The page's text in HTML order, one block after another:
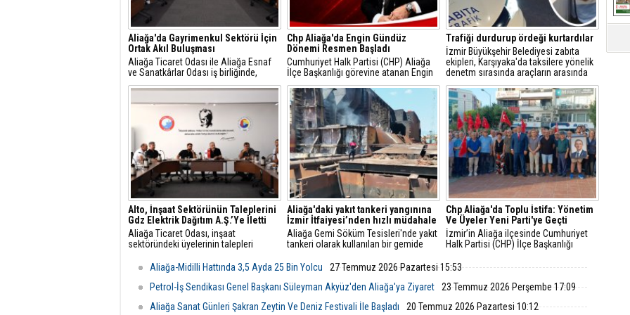
Aliağa'da Gayrimenkul Sektörü İçin
Ortak Akıl Buluşması
Aliağa Ticaret Odası ile Aliağa Esnaf
ve Sanatkârlar Odası iş birliğinde,
ilçede faaliyet gösteren gayrimenkul
danışmanlarıyla sektörel istişare
toplantısı gerçekleştirildi.
Chp Aliağa'da Engin Gündüz
Dönemi Resmen Başladı
Cumhuriyet Halk Partisi (CHP) Aliağa
İlçe Başkanlığı görevine atanan Engin
Gündüz, sosyal medya hesabından
yaptığı açıklamayla yeni döneme ilişkin
mesajlar verdi.
Trafiği durdurup ördeği kurtardılar
İzmir Büyükşehir Belediyesi zabıta
ekipleri, Karşıyaka'da taksilere yönelik
denetm sırasında araçların arasında
kalan yeşilbaşlı dişi ördeği fark ederek
trafiği durdurdu.
Alto, İnşaat Sektörünün Taleplerini
Gdz Elektrik Dağıtım A.Ş.’Ye İletti
Aliağa Ticaret Odası, inşaat
sektöründeki üyelerinin talepleri
yetkilileriyle toplantı düzenledi.
Görüşmede sayaç panosu ve enerji
odası düzenlemeleriyle ilgili yeni
değerlendirildi.
Aliağa'daki yakıt tankeri yangınına
İzmir İtfaiyesi’nden hızlı müdahale
Aliağa Gemi Söküm Tesisleri'nde yakıt
tankeri olarak kullanılan bir gemide
Belediyesi İtfaiye Dairesi Başkanlığı
ulaştı.
Chp Aliağa'da Toplu İstifa: Yönetim
Ve Üyeler Yeni Parti'ye Geçti
İzmir’in Aliağa ilçesinde Cumhuriyet
Halk Partisi (CHP) İlçe Başkanlığı
üyesi, düzenlenen basın toplantısıyla
istifa ettiklerini duyurarak Yeni Parti’ye
Aliağa-Midilli Hattında 3,5 Ayda 25 Bin Yolcu
27 Temmuz 2026 Pazartesi 15:53
Petrol-İş Sendikası Genel Başkanı Süleyman Akyüz'den Aliağa'ya Ziyaret
23 Temmuz 2026 Perşembe 17:09
Aliağa Sanat Günleri Şakran Zeytin Ve Deniz Festivali İle Başladı
20 Temmuz 2026 Pazartesi 10:12